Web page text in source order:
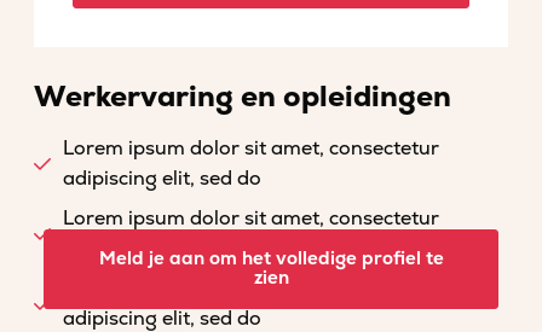
Werkervaring en opleidingen
Lorem ipsum dolor sit amet, consectetur
adipiscing elit, sed do
Lorem ipsum dolor sit amet, consectetur
adipiscing elit, sed do
Lorem ipsum dolor sit amet, consectetur
adipiscing elit, sed do
Meld je aan om het volledige profiel te
zien